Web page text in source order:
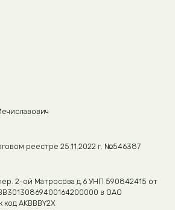
реестре 25.11.2022 г. №546387
2-ой Матросова д.6 УНП 590842415 от
в ОАО
AKBBBY2X